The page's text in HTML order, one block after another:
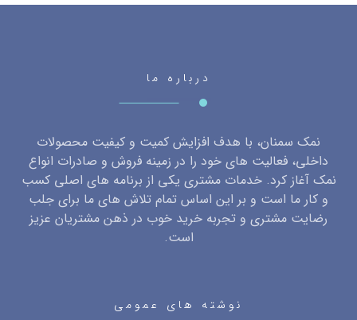
درباره ما
نمک سمنان، با هدف افزایش کمیت و کیفیت محصولات
داخلی، فعالیت های خود را در زمینه فروش و صادرات انواع
نمک آغاز کرد. خدمات مشتری یکی از برنامه های اصلی کسب
و کار ما است و بر این اساس تمام تلاش های ما برای جلب
رضایت مشتری و تجربه خرید خوب در ذهن مشتریان عزیز
است.
نوشته های عمومی